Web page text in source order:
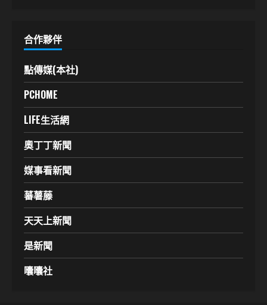
合作夥伴
點傳媒(本社)
PCHOME
LIFE生活網
奧丁丁新聞
媒事看新聞
蕃薯藤
天天上新聞
是新聞
囔囔社